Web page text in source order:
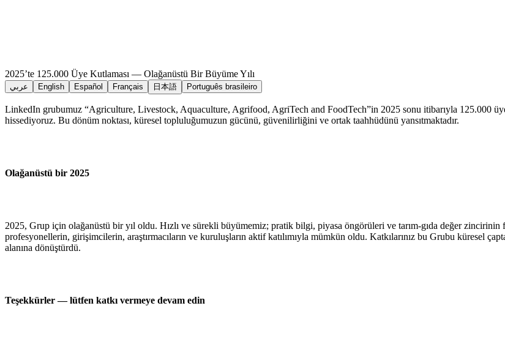
2025’te 125.000 Üye Kutlaması — Olağanüstü Bir Büyüme Yılı
عربي English Español Français 日本語 Português brasileiro
LinkedIn grubumuz “Agriculture, Livestock, Aquaculture, Agrifood, AgriTech and FoodTech”in 2025 sonu itibarıyla 125.000
hissediyoruz. Bu dönüm noktası, küresel topluluğumuzun gücünü, güvenilirliğini ve ortak taahhüdünü yansıtmaktadır.
Olağanüstü bir 2025
2025, Grup için olağanüstü bir yıl oldu. Hızlı ve sürekli büyümemiz; pratik bilgi, piyasa öngörüleri ve tarım-gıda değer
profesyonellerin, girişimcilerin, araştırmacıların ve kuruluşların aktif katılımıyla mümkün oldu. Katkılarınız bu Grubu küresel
alanına dönüştürdü.
Teşekkürler — lütfen katkı vermeye devam edin